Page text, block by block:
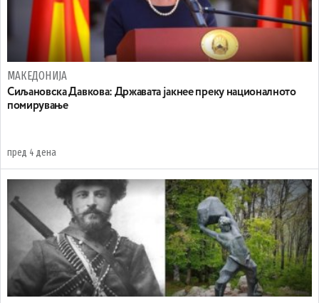
МАКЕДОНИЈА
Сиљановска Давкова: Државата јакнее преку националното
помирување
пред 4 дена